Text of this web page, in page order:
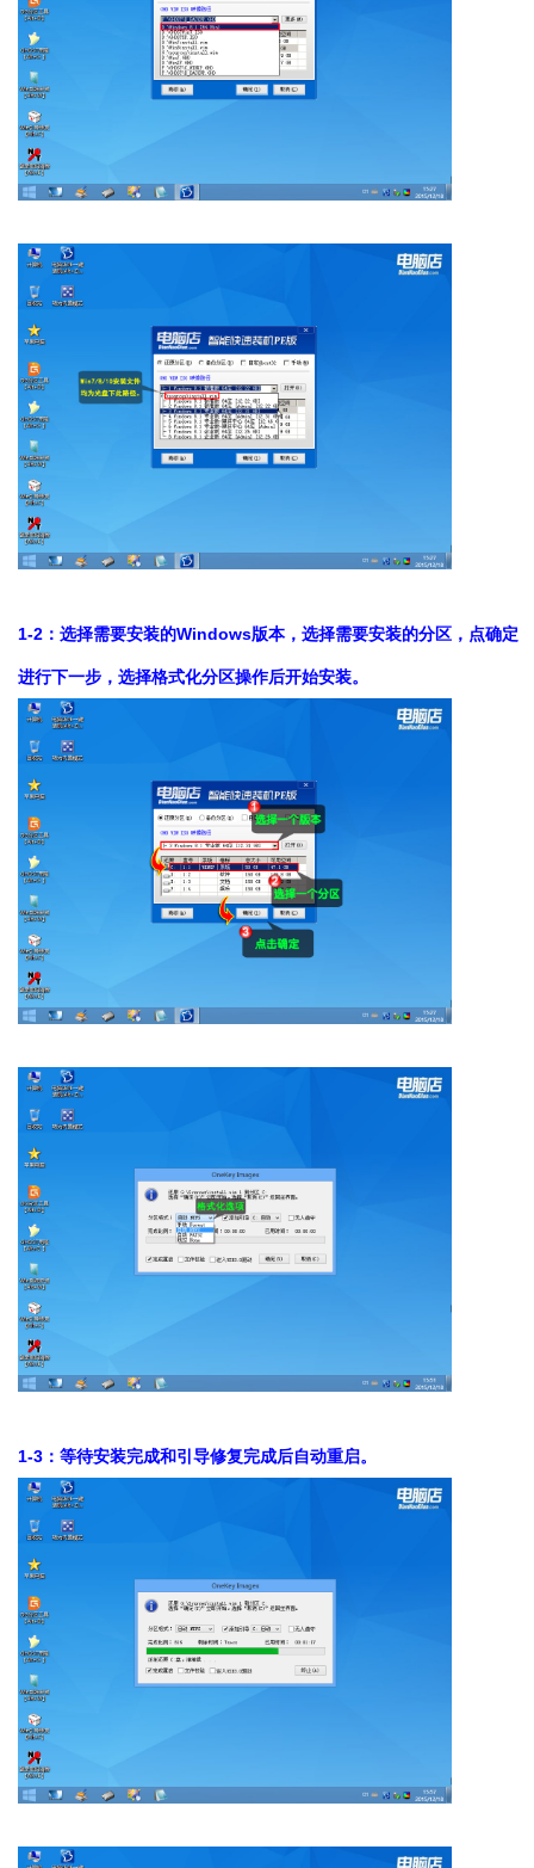
1-2：选择需要安装的Windows版本，选择需要安装的分区，点确定
进行下一步，选择格式化分区操作后开始安装。
1-3：等待安装完成和引导修复完成后自动重启。